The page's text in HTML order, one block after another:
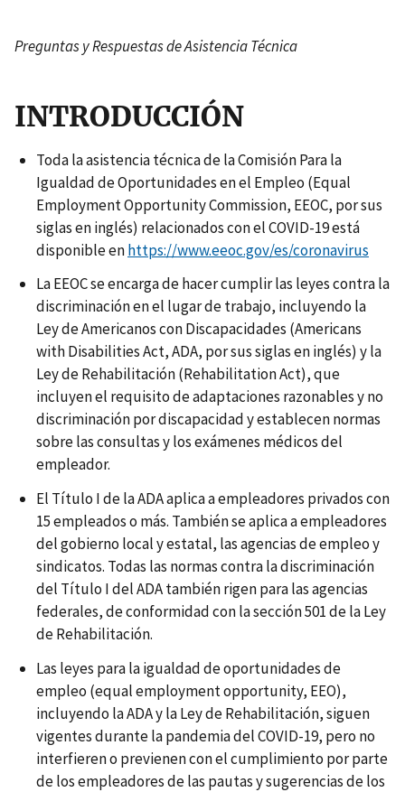
Preguntas y Respuestas de Asistencia Técnica
INTRODUCCIÓN
Toda la asistencia técnica de la Comisión Para la
Igualdad de Oportunidades en el Empleo (Equal
Employment Opportunity Commission, EEOC, por sus
siglas en inglés) relacionados con el COVID-19 está
disponible enhttps://www.eeoc.gov/es/coronavirus
La EEOC se encarga de hacer cumplir las leyes contra la
discriminación en el lugar de trabajo, incluyendo la
Ley de Americanos con Discapacidades (Americans
with Disabilities Act, ADA, por sus siglas en inglés) y la
Ley de Rehabilitación (Rehabilitation Act), que
incluyen el requisito de adaptaciones razonables y no
discriminación por discapacidad y establecen normas
sobre las consultas y los exámenes médicos del
empleador.
El Título I de la ADA aplica a empleadores privados con
15 empleados o más. También se aplica a empleadores
del gobierno local y estatal, las agencias de empleo y
sindicatos. Todas las normas contra la discriminación
del Título I del ADA también rigen para las agencias
federales, de conformidad con la sección 501 de la Ley
de Rehabilitación.
Las leyes para la igualdad de oportunidades de
empleo (equal employment opportunity, EEO),
incluyendo la ADA y la Ley de Rehabilitación, siguen
vigentes durante la pandemia del COVID-19, pero no
interfieren o previenen con el cumplimiento por parte
de los empleadores de las pautas y sugerencias de los